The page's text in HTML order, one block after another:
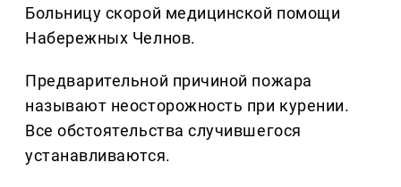
Больницу скорой медицинской помощи
Набережных Челнов.
Предварительной причиной пожара
называют неосторожность при курении.
Все обстоятельства случившегося
устанавливаются.